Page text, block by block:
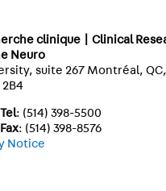
clinique | Clinical
Neuro
suite 267 Montréal, QC,
2B4
Tel: (514) 398-5500
Fax: (514) 398-8576
Notice